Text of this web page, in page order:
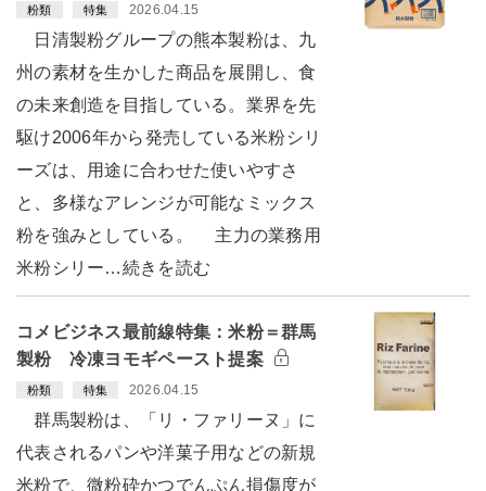
粉類 特集 2026.04.15
日清製粉グループの熊本製粉は、九
州の素材を生かした商品を展開し、食
の未来創造を目指している。業界を先
駆け2006年から発売している米粉シリ
ーズは、用途に合わせた使いやすさ
と、多様なアレンジが可能なミックス
粉を強みとしている。 主力の業務用
米粉シリー…続きを読む
コメビジネス最前線特集：米粉＝群馬
製粉 冷凍ヨモギペースト提案
粉類 特集 2026.04.15
群馬製粉は、「リ・ファリーヌ」に
代表されるパンや洋菓子用などの新規
米粉で、微粉砕かつでんぷん損傷度が